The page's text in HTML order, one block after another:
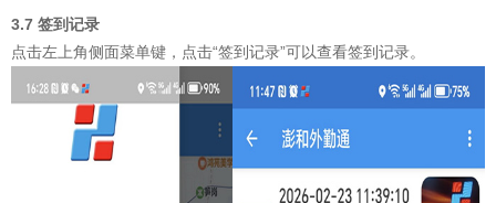
3.7 签到记录
点击左上角侧面菜单键，点击“签到记录”可以查看签到记录。